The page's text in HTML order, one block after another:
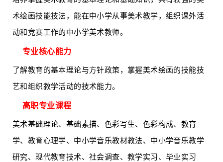
术绘画技能技法，能在中小学从事美术教学，组织课外活
动和竞赛工作的中小学美术教师。
专业核心能力
了解教育的基本理论与方针政策，掌握美术绘画的技能技
艺和组织教学活动的技术能力。
高职专业课程
美术基础理论、基础素描、色彩写生、色彩构成、教育
学、教育心理学、中小学音乐教材教法、中小学音乐教学
研究、现代教育技术、社会调查、教学实习、毕业实习